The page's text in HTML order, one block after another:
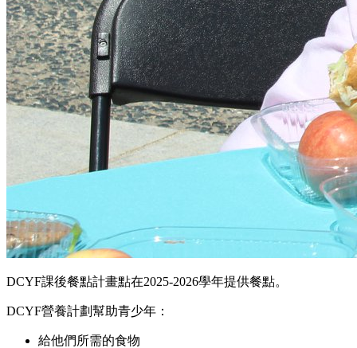
DCYF課後餐點計畫點在2025-2026學年提供餐點。
DCYF營養計劃幫助青少年：
給他們所需的食物